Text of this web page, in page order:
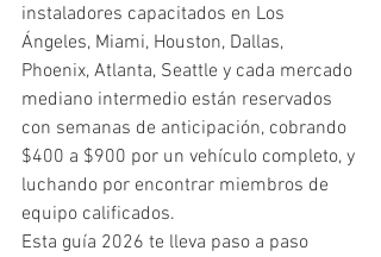
instaladores capacitados en Los
Ángeles, Miami, Houston, Dallas,
Phoenix, Atlanta, Seattle y cada mercado
mediano intermedio están reservados
con semanas de anticipación, cobrando
$400 a $900 por un vehículo completo, y
luchando por encontrar miembros de
equipo calificados.
Esta guía 2026 te lleva paso a paso